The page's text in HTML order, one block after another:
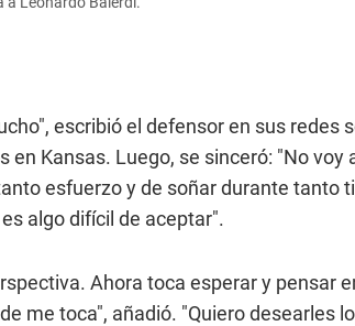
escribió el defensor en sus redes
Kansas. Luego, se sinceró: "No voy
esfuerzo y de soñar durante tanto
algo difícil de aceptar".
Ahora toca esperar y pensar
me toca", añadió. "Quiero desearles